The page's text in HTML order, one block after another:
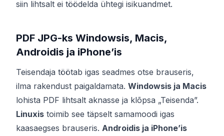
siin lihtsalt ei töödelda ühtegi isikuandmet.
PDF JPG-ks Windowsis, Macis,
Androidis ja iPhone’is
Teisendaja töötab igas seadmes otse brauseris,
ilma rakendust paigaldamata. Windowsis ja Macis
lohista PDF lihtsalt aknasse ja klõpsa „Teisenda”.
Linuxis toimib see täpselt samamoodi igas
kaasaegses brauseris. Androidis ja iPhone’is